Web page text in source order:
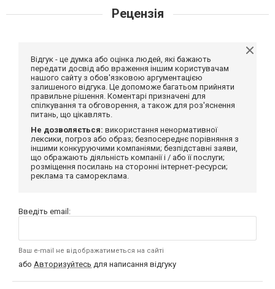
Рецензія
Відгук - це думка або оцінка людей, які бажають
передати досвід або враження іншим користувачам
нашого сайту з обов'язковою аргументацією
залишеного відгука. Це допоможе багатьом прийняти
правильне рішення. Коментарі призначені для
спілкування та обговорення, а також для роз'яснення
питань, що цікавлять.
Не дозволяється: використання ненормативної
лексики, погроз або образ; безпосереднє порівняння з
іншими конкуруючими компаніями; безпідставні заяви,
що ображають діяльність компанії і / або її послуги;
розміщення посилань на сторонні інтернет-ресурси;
реклама та самореклама.
Введіть email:
Ваш e-mail не відображатиметься на сайті
або Авторизуйтесь для написання відгуку